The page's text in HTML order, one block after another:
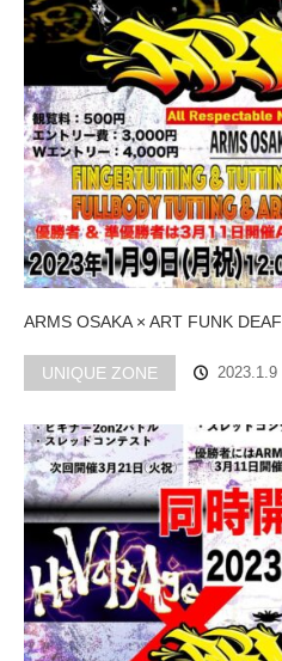
ARMS OSAKA × ART FUNK DEAF
UNIQUE ZONE 2023.1.9